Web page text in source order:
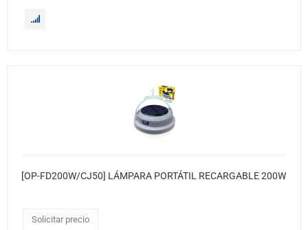
[OP-FD200W/CJ50] LÁMPARA PORTÁTIL RECARGABLE 200W
Solicitar precio